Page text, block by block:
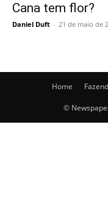
Cana tem flor?
Daniel Duft - 21 de maio de
Home
©